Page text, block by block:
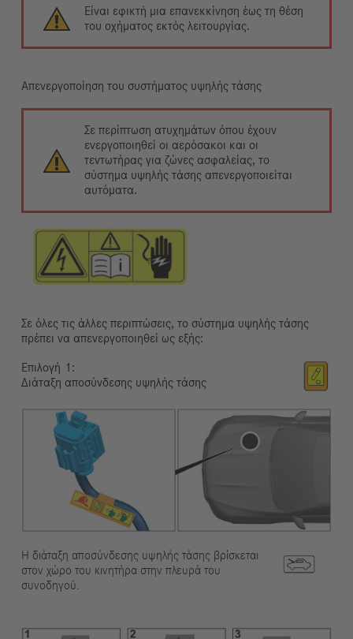
Είναι εφικτή μια επανεκκίνηση έως τη θέση
του οχήματος εκτός λειτουργίας.
Απενεργοποίηση του συστήματος υψηλής τάσης
Σε περίπτωση ατυχημάτων όπου έχουν
ενεργοποιηθεί οι αερόσακοι και οι
τεντωτήρας για ζώνες ασφαλείας, το
σύστημα υψηλής τάσης απενεργοποιείται
αυτόματα.
Σε όλες τις άλλες περιπτώσεις, το σύστημα υψηλής τάσης
πρέπει να απενεργοποιηθεί ως εξής:
Επιλογή
Διάταξη αποσύνδεσης υψηλής τάσης
Η διάταξη αποσύνδεσης υψηλής τάσης βρίσκεται
στον χώρο του κινητήρα στην πλευρά του
συνοδηγού.